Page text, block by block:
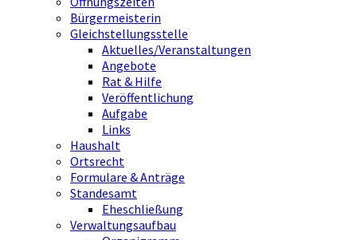
Bürgermeisterin
Gleichstellungsstelle
Aktuelles/Veranstaltungen
Angebote
Rat & Hilfe
Veröffentlichung
Aufgabe
Links
Haushalt
Ortsrecht
Formulare & Anträge
Standesamt
Eheschließung
Verwaltungsaufbau